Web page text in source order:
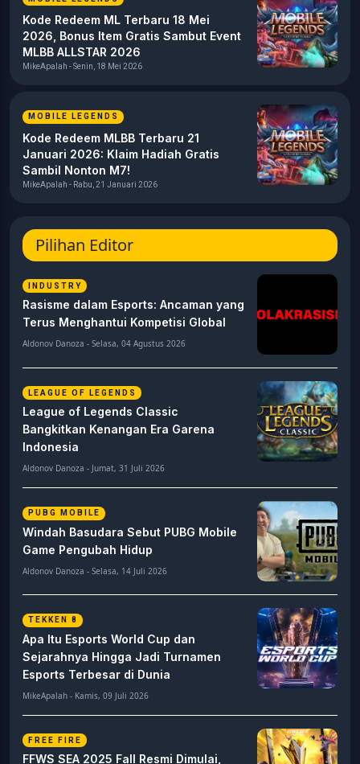
Kode Redeem ML Terbaru 18 Mei
2026, Bonus Item Gratis Sambut Event
MLBB ALLSTAR 2026
MikeApalah - Senin, 18 Mei 2026
MOBILE LEGENDS
Kode Redeem MLBB Terbaru 21
Januari 2026: Klaim Hadiah Gratis
Sambil Nonton M7!
MikeApalah - Rabu, 21 Januari 2026
Pilihan Editor
INDUSTRY
Rasisme dalam Esports: Ancaman yang
Terus Menghantui Kompetisi Global
Aldonov Danoza - Selasa, 04 Agustus 2026
LEAGUE OF LEGENDS
League of Legends Classic
Bangkitkan Kenangan Era Garena
Indonesia
Aldonov Danoza - Jumat, 31 Juli 2026
PUBG MOBILE
Windah Basudara Sebut PUBG Mobile
Game Pengubah Hidup
Aldonov Danoza - Selasa, 14 Juli 2026
TEKKEN 8
Apa Itu Esports World Cup dan
Sejarahnya Hingga Jadi Turnamen
Esports Terbesar di Dunia
MikeApalah - Kamis, 09 Juli 2026
FREE FIRE
FFWS SEA 2025 Fall Resmi Dimulai,